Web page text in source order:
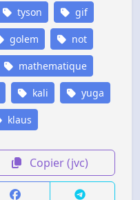
tyson gif
golem not
mathematique
kali yuga
klaus
Copier (jvc)